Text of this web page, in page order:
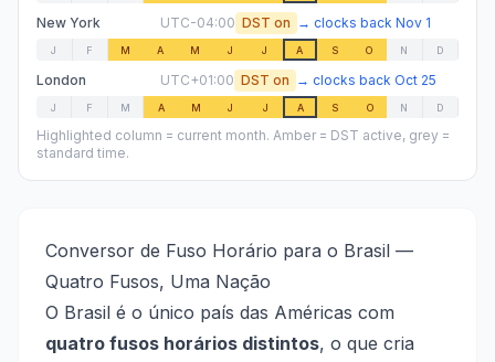
New York UTC-04:00 DST on → clocks back Nov 1
J F M A M J J A S O N D
London UTC+01:00 DST on → clocks back Oct 25
J F M A M J J A S O N D
Highlighted column = current month. Amber = DST active, grey =
standard time.
Conversor de Fuso Horário para o Brasil —
Quatro Fusos, Uma Nação
O Brasil é o único país das Américas com
quatro fusos horários distintos, o que cria